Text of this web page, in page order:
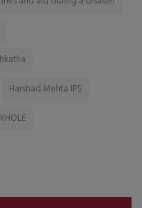
Harshad Mehta IPS